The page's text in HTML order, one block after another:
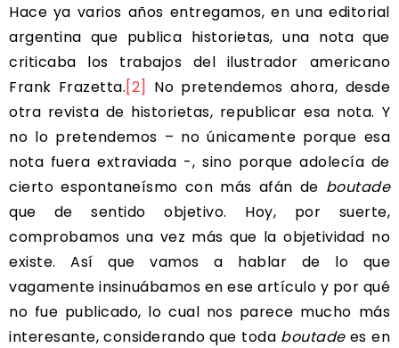
Hace ya varios años entregamos, en una editorial
argentina que publica historietas, una nota que
criticaba los trabajos del ilustrador americano
Frank Frazetta.[2] No pretendemos ahora, desde
otra revista de historietas, republicar esa nota. Y
no lo pretendemos – no únicamente porque esa
nota fuera extraviada -, sino porque adolecía de
cierto espontaneísmo con más afán de boutade
que de sentido objetivo. Hoy, por suerte,
comprobamos una vez más que la objetividad no
existe. Así que vamos a hablar de lo que
vagamente insinuábamos en ese artículo y por qué
no fue publicado, lo cual nos parece mucho más
interesante, considerando que toda boutade es en